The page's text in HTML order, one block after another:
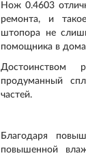
Нож 0.4603
ремонта, и
штопора не
помощника в
Достоинством
продуманный
частей.
Благодаря
повышенной